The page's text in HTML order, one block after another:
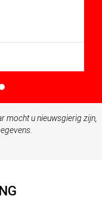
mocht u nieuwsgierig zijn,